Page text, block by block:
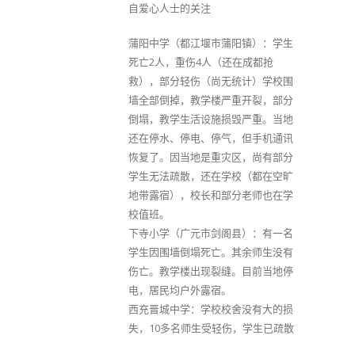
自爱心人士的关注
蒲阳中学（都江堰市蒲阳镇）：学生
死亡2人，重伤4人（还在成都抢
救），部分轻伤（尚无统计）学校围
墙全部倒掉，教学楼严重开裂，部分
倒塌，教学生活设施损毁严重。当地
还在停水、停电、停气，但手机通讯
恢复了。因当地是重灾区，尚有部分
学生无法疏散，还在学校（都在空旷
地带露宿），校长和部分老师也在学
校值班。
下寺小学（广元市剑阁县）：有一名
学生因围墙倒塌死亡。其余师生没有
伤亡。教学楼出现裂缝。目前当地停
电，居民均户外露宿。
西充晋城中学：学校校舍没有大的损
失，10多名师生受轻伤，学生已疏散